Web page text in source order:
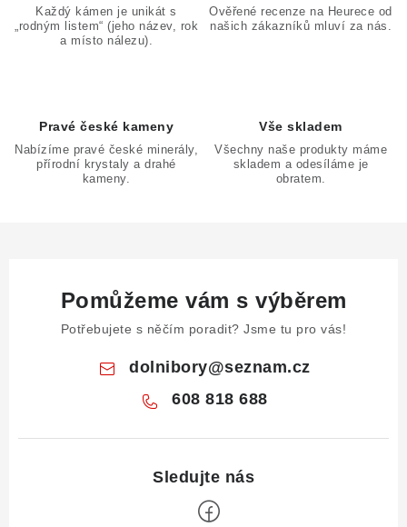
Každý kámen je unikát s
„rodným listem“ (jeho název, rok
a místo nálezu).
Ověřené recenze na Heurece od
našich zákazníků mluví za nás.
Pravé české kameny
Nabízíme pravé české minerály,
přírodní krystaly a drahé
kameny.
Vše skladem
Všechny naše produkty máme
skladem a odesíláme je
obratem.
Pomůžeme vám s výběrem
Potřebujete s něčím poradit? Jsme tu pro vás!
dolnibory@seznam.cz
608 818 688